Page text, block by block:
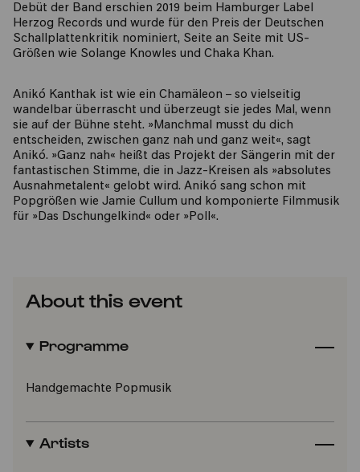
Debüt der Band erschien 2019 beim Hamburger Label
Herzog Records und wurde für den Preis der Deutschen
Schallplattenkritik nominiert, Seite an Seite mit US-
Größen wie Solange Knowles und Chaka Khan.
Anikó Kanthak ist wie ein Chamäleon – so vielseitig
wandelbar überrascht und überzeugt sie jedes Mal, wenn
sie auf der Bühne steht. »Manchmal musst du dich
entscheiden, zwischen ganz nah und ganz weit«, sagt
Anikó. »Ganz nah« heißt das Projekt der Sängerin mit der
fantastischen Stimme, die in Jazz-Kreisen als »absolutes
Ausnahmetalent« gelobt wird. Anikó sang schon mit
Popgrößen wie Jamie Cullum und komponierte Filmmusik
für »Das Dschungelkind« oder »Poll«.
About this event
Programme
Handgemachte Popmusik
Artists